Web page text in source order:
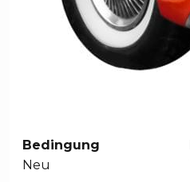
Bedingung
Neu